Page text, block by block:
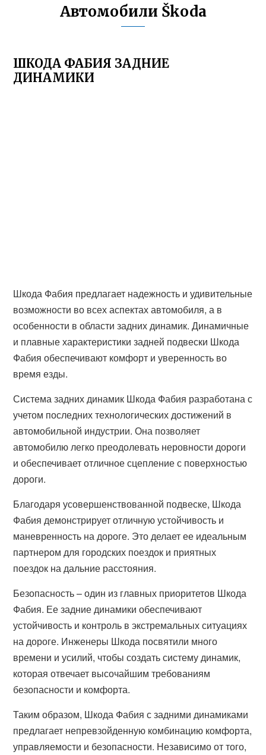
Автомобили Škoda
ШКОДА ФАБИЯ ЗАДНИЕ
ДИНАМИКИ
Шкода Фабия предлагает надежность и удивительные
возможности во всех аспектах автомобиля, а в
особенности в области задних динамик. Динамичные
и плавные характеристики задней подвески Шкода
Фабия обеспечивают комфорт и уверенность во
время езды.
Система задних динамик Шкода Фабия разработана с
учетом последних технологических достижений в
автомобильной индустрии. Она позволяет
автомобилю легко преодолевать неровности дороги
и обеспечивает отличное сцепление с поверхностью
дороги.
Благодаря усовершенствованной подвеске, Шкода
Фабия демонстрирует отличную устойчивость и
маневренность на дороге. Это делает ее идеальным
партнером для городских поездок и приятных
поездок на дальние расстояния.
Безопасность – один из главных приоритетов Шкода
Фабия. Ее задние динамики обеспечивают
устойчивость и контроль в экстремальных ситуациях
на дороге. Инженеры Шкода посвятили много
времени и усилий, чтобы создать систему динамик,
которая отвечает высочайшим требованиям
безопасности и комфорта.
Таким образом, Шкода Фабия с задними динамиками
предлагает непревзойденную комбинацию комфорта,
управляемости и безопасности. Независимо от того,